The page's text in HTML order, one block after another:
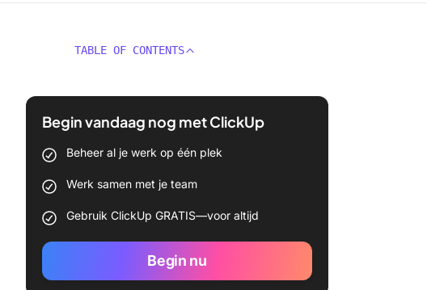
TABLE OF CONTENTS
Begin vandaag nog met ClickUp
Beheer al je werk op één plek
Werk samen met je team
Gebruik ClickUp GRATIS—voor altijd
Begin nu